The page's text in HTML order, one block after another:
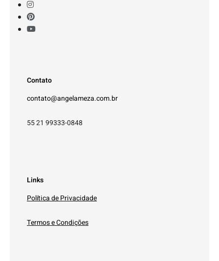
Contato
contato@angelameza.com.br
55 21 99333-0848
Links
Política de Privacidade
Termos e Condições